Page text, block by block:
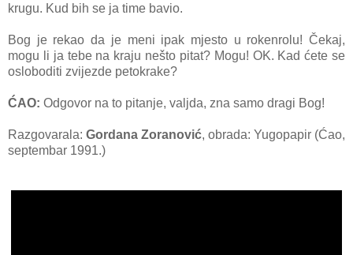
krugu. Kud bih se ja time bavio.
Bog je rekao da je meni ipak mjesto u rokenrolu! Čekaj,
mogu li ja tebe na kraju nešto pitat? Mogu! OK. Kad ćete se
osloboditi zvijezde petokrake?
ĆAO: Odgovor na to pitanje, valjda, zna samo dragi Bog!
Razgovarala: Gordana Zoranović, obrada: Yugopapir (Ćao,
septembar 1991.)